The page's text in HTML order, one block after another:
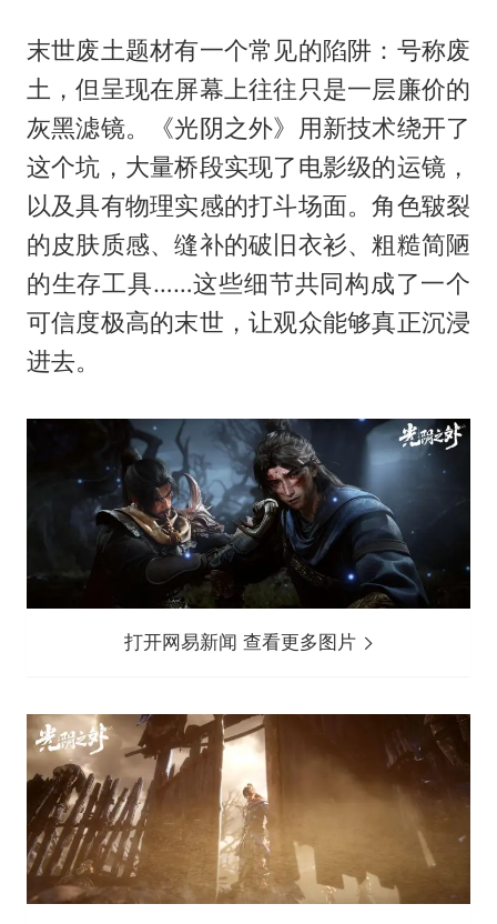
末世废土题材有一个常见的陷阱：号称废
土，但呈现在屏幕上往往只是一层廉价的
灰黑滤镜。《光阴之外》用新技术绕开了
这个坑，大量桥段实现了电影级的运镜，
以及具有物理实感的打斗场面。角色皲裂
的皮肤质感、缝补的破旧衣衫、粗糙简陋
的生存工具……这些细节共同构成了一个
可信度极高的末世，让观众能够真正沉浸
进去。
打开网易新闻 查看更多图片